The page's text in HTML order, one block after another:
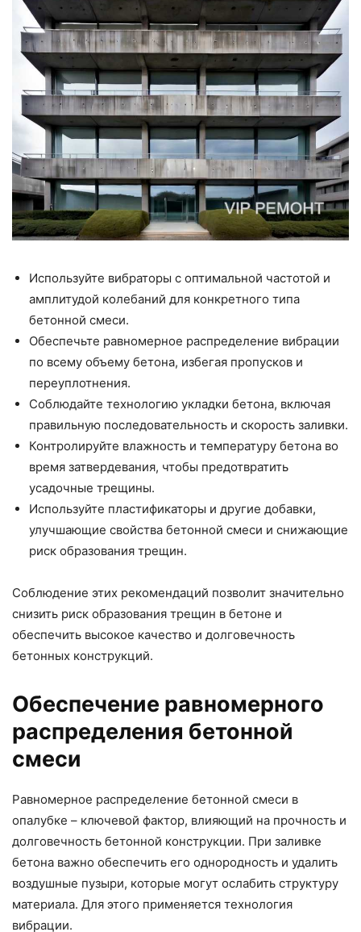
Используйте вибраторы с оптимальной частотой и
амплитудой колебаний для конкретного типа
бетонной смеси.
Обеспечьте равномерное распределение вибрации
по всему объему бетона, избегая пропусков и
переуплотнения.
Соблюдайте технологию укладки бетона, включая
правильную последовательность и скорость заливки.
Контролируйте влажность и температуру бетона во
время затвердевания, чтобы предотвратить
усадочные трещины.
Используйте пластификаторы и другие добавки,
улучшающие свойства бетонной смеси и снижающие
риск образования трещин.
Соблюдение этих рекомендаций позволит значительно
снизить риск образования трещин в бетоне и
обеспечить высокое качество и долговечность
бетонных конструкций.
Обеспечение равномерного
распределения бетонной
смеси
Равномерное распределение бетонной смеси в
опалубке – ключевой фактор, влияющий на прочность и
долговечность бетонной конструкции. При заливке
бетона важно обеспечить его однородность и удалить
воздушные пузыри, которые могут ослабить структуру
материала. Для этого применяется технология
вибрации.